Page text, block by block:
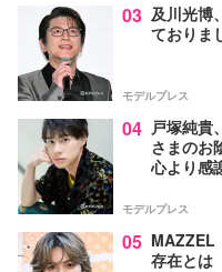
03 及川光博
ておりま
モデルプレス
04 戸塚純貴
さまのお
心より感
モデルプレス
05 MAZZEL
存在とは